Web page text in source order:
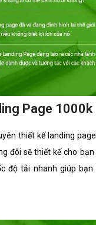
Page 1000k
thiết kế landing
đôi sẽ thiết kế cho
độ tải nhanh giúp bạn